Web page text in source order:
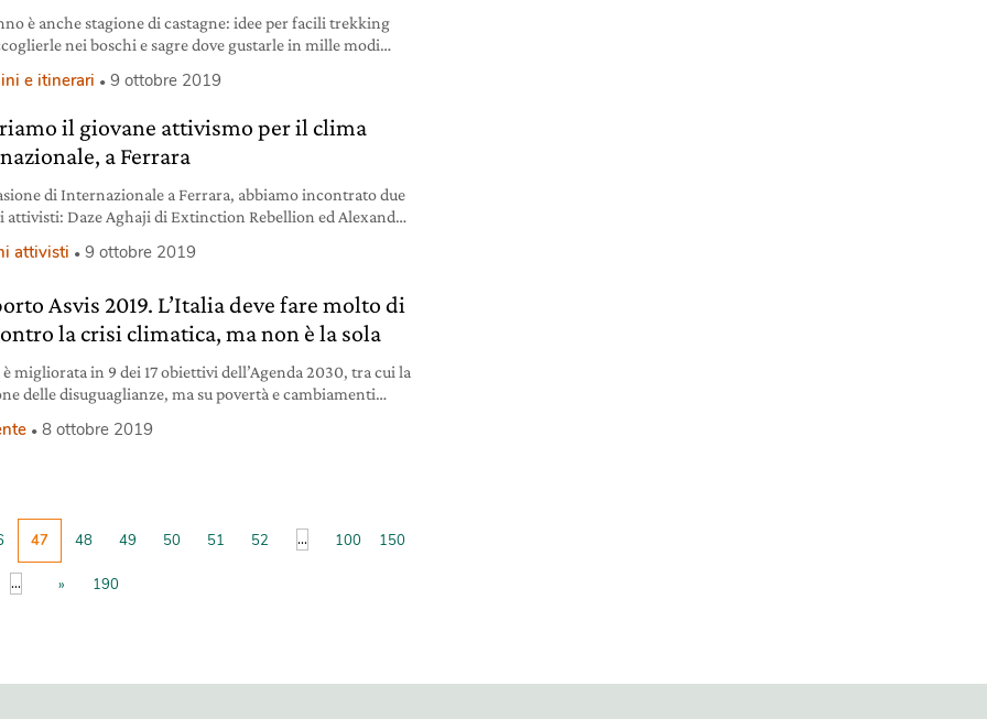
è anche stagione di castagne: idee per facili trekking
nei boschi e sagre dove gustarle in mille modi
e itinerari 9 ottobre 2019
il giovane attivismo per il clima
a Ferrara
di Internazionale a Ferrara, abbiamo incontrato due
attivisti: Daze Aghaji di Extinction Rebellion ed Alexander
diversi fra loro, ma con lo stesso obiettivo.
attivisti 9 ottobre 2019
Asvis 2019. L’Italia deve fare molto di
la crisi climatica, ma non è la sola
è migliorata in 9 dei 17 obiettivi dell’Agenda 2030, tra cui la
delle disuguaglianze, ma su povertà e cambiamenti
8 ottobre 2019
47 48 49 50 51 52 ... 100 150
... » 190